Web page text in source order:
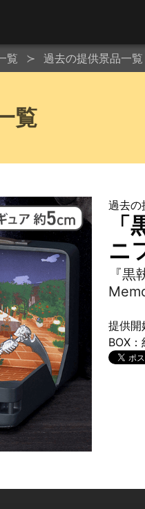
覧 過去の提供景品一覧
覧
過去の
ニ
『
提供
BOX